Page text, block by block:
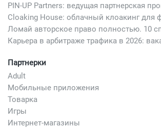
Партнерки
Adult
Мобильные приложения
Товарка
Игры
Интернет-магазины